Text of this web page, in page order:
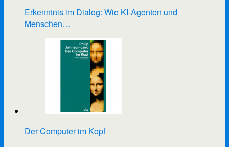
Erkenntnis im Dialog: Wie KI-Agenten und
Menschen…
Der Computer im Kopf